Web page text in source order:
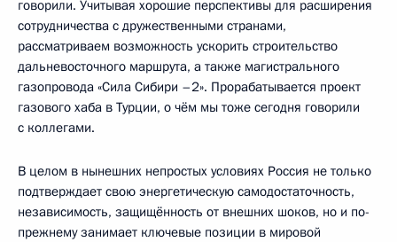
говорили. Учитывая хорошие перспективы для расширения
сотрудничества с дружественными странами,
рассматриваем возможность ускорить строительство
дальневосточного маршрута, а также магистрального
газопровода «Сила Сибири –2». Прорабатывается проект
газового хаба в Турции, о чём мы тоже сегодня говорили
с коллегами.
В целом в нынешних непростых условиях Россия не только
подтверждает свою энергетическую самодостаточность,
независимость, защищённость от внешних шоков, но и по-
прежнему занимает ключевые позиции в мировой